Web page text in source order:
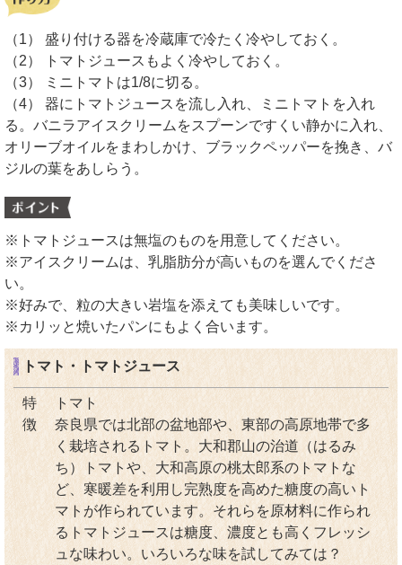
（1） 盛り付ける器を冷蔵庫で冷たく冷やしておく。
（2） トマトジュースもよく冷やしておく。
（3） ミニトマトは1/8に切る。
（4） 器にトマトジュースを流し入れ、ミニトマトを入れ
る。バニラアイスクリームをスプーンですくい静かに入れ、
オリーブオイルをまわしかけ、ブラックペッパーを挽き、バ
ジルの葉をあしらう。
※トマトジュースは無塩のものを用意してください。
※アイスクリームは、乳脂肪分が高いものを選んでくださ
い。
※好みで、粒の大きい岩塩を添えても美味しいです。
※カリッと焼いたパンにもよく合います。
トマト・トマトジュース
特
徴
トマト
奈良県では北部の盆地部や、東部の高原地帯で多
く栽培されるトマト。大和郡山の治道（はるみ
ち）トマトや、大和高原の桃太郎系のトマトな
ど、寒暖差を利用し完熟度を高めた糖度の高いト
マトが作られています。それらを原材料に作られ
るトマトジュースは糖度、濃度とも高くフレッシ
ュな味わい。いろいろな味を試してみては？